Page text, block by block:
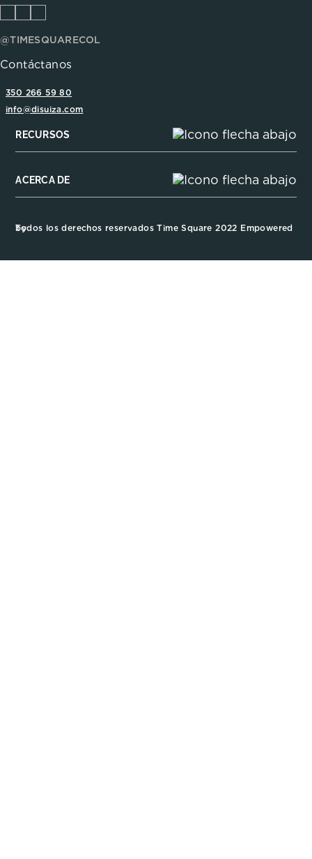
@TIMESQUARECOL
Contáctanos
350 266 59 80
info@disuiza.com
RECURSOS
ACERCA DE
Todos los derechos reservados Time Square 2022 Empowered by